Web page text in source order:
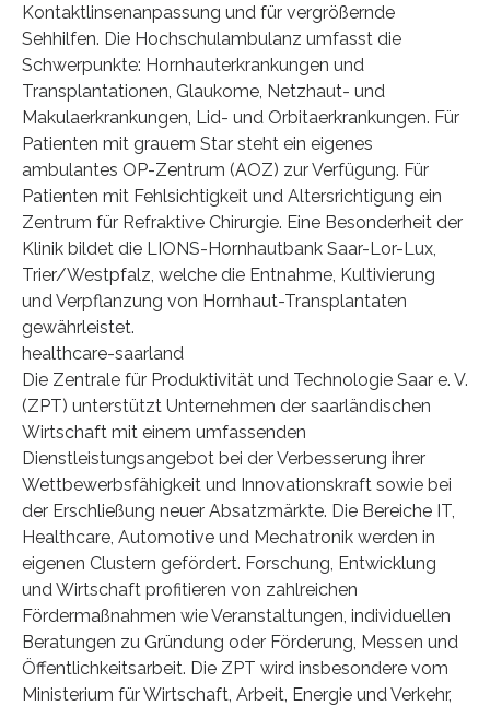
Kontaktlinsenanpassung und für vergrößernde
Sehhilfen. Die Hochschulambulanz umfasst die
Schwerpunkte: Hornhauterkrankungen und
Transplantationen, Glaukome, Netzhaut- und
Makulaerkrankungen, Lid- und Orbitaerkrankungen. Für
Patienten mit grauem Star steht ein eigenes
ambulantes OP-Zentrum (AOZ) zur Verfügung. Für
Patienten mit Fehlsichtigkeit und Altersrichtigung ein
Zentrum für Refraktive Chirurgie. Eine Besonderheit der
Klinik bildet die LIONS-Hornhautbank Saar-Lor-Lux,
Trier/Westpfalz, welche die Entnahme, Kultivierung
und Verpflanzung von Hornhaut-Transplantaten
gewährleistet.
healthcare-saarland
Die Zentrale für Produktivität und Technologie Saar e. V.
(ZPT) unterstützt Unternehmen der saarländischen
Wirtschaft mit einem umfassenden
Dienstleistungsangebot bei der Verbesserung ihrer
Wettbewerbsfähigkeit und Innovationskraft sowie bei
der Erschließung neuer Absatzmärkte. Die Bereiche IT,
Healthcare, Automotive und Mechatronik werden in
eigenen Clustern gefördert. Forschung, Entwicklung
und Wirtschaft profitieren von zahlreichen
Fördermaßnahmen wie Veranstaltungen, individuellen
Beratungen zu Gründung oder Förderung, Messen und
Öffentlichkeitsarbeit. Die ZPT wird insbesondere vom
Ministerium für Wirtschaft, Arbeit, Energie und Verkehr,